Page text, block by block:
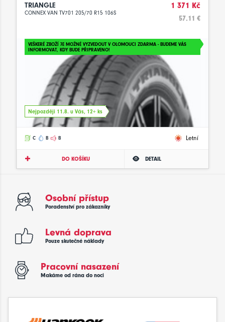
TRIANGLE
CONNEX VAN TV701 205/70 R15 106S
1 371 Kč
57.11 €
VEŠKERÉ ZBOŽÍ JE MOŽNÉ VYZVEDOUT V OLOMOUCI ZDARMA - BUDEME VÁS
INFORMOVAT, KDY BUDE PŘIPRAVENO!
Nejpozději 11.8. u Vás, 12+ ks
C B B Letní
DO KOŠÍKU DETAIL
Osobní přístup
Poradenství pro zákazníky
Levná doprava
Pouze skutečné náklady
Pracovní nasazení
Makáme od rána do noci